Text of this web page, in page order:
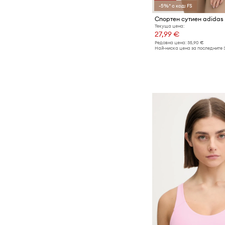
-5%* с код: FS
Текуща цена:
27,99 €
Редовна цена: 35,90 €
Най-ниска цена за последните